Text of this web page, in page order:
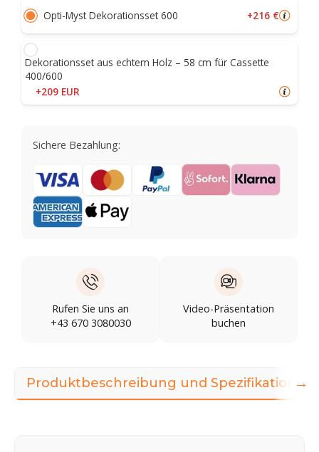
Opti-Myst Dekorationsset 600 +216 €
Dekorationsset aus echtem Holz – 58 cm für Cassette
400/600
+209 EUR
Sichere Bezahlung:
Rufen Sie uns an
+43 670 3080030
Video-Präsentation
buchen
Produktbeschreibung und Spezifikationen
→